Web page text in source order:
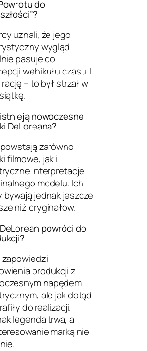
do
uznali, że jego
wygląd
pasuje do
wehikułu czasu. I
– to był strzał w
nowoczesne
DeLoreana?
zarówno
filmowe, jak i
interpretacje
modelu. Ich
bywają jednak jeszcze
niż oryginałów.
powróci do
zapowiedzi
produkcji z
napędem
ale jak dotąd
do realizacji.
legenda trwa, a
marką nie